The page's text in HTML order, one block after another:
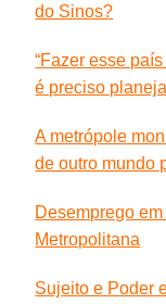
do Sinos?
“Fazer esse
é preciso
A metrópole
de outro mundo
Desemprego
Metropolitana
Sujeito e Poder